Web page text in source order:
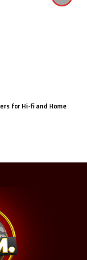
for Hi-fi and Home